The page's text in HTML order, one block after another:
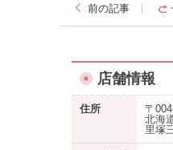
前の記事
店舗情報
住所
〒
北海
里塚